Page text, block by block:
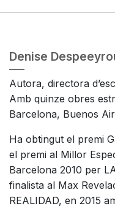
Denise
Autora, directora
Amb quinze obres
Barcelona, Buenos
Ha obtingut el premi
el premi al Millor
Barcelona 2010 per
finalista al Max
REALIDAD, en 2015